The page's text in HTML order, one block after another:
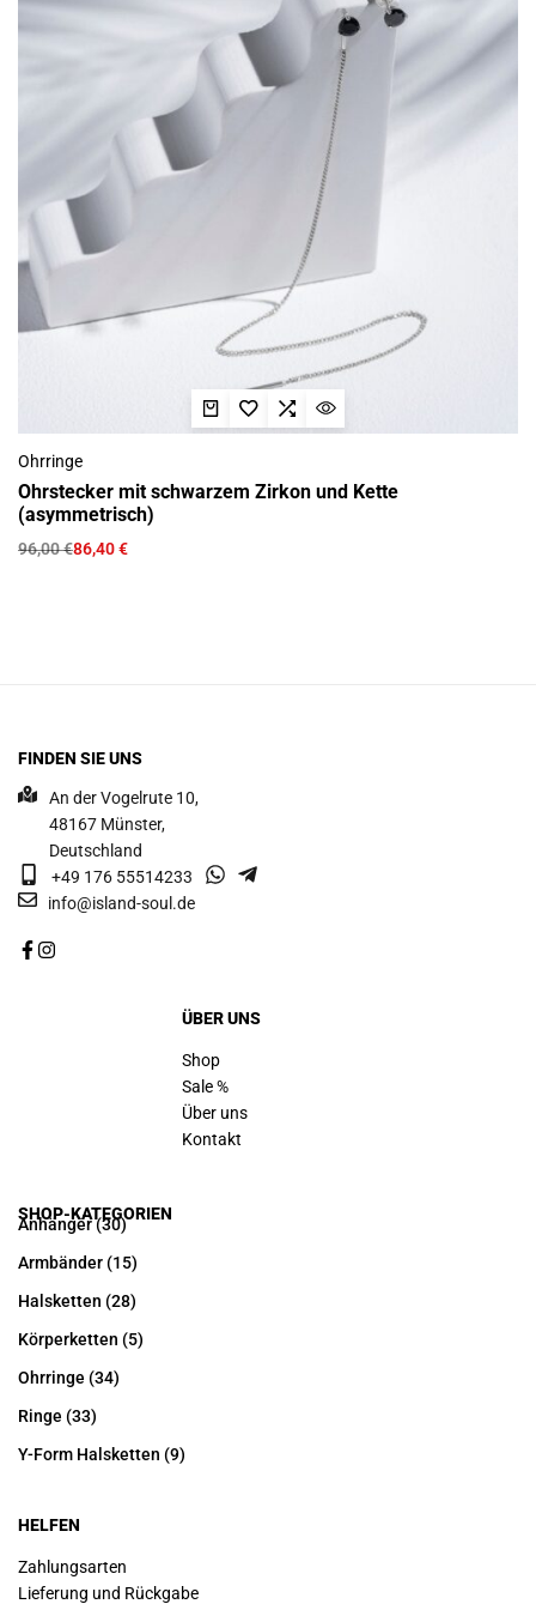
Ohrringe
Ohrstecker mit schwarzem Zirkon und Kette
(asymmetrisch)
96,00€86,40€
FINDEN SIE UNS
An der Vogelrute 10,
48167 Münster,
Deutschland
+49 176 55514233
info@island-soul.de
ÜBER UNS
Shop
Sale %
Über uns
Kontakt
SHOP-KATEGORIEN
Anhänger(30)
Armbänder (15)
Halsketten (28)
Körperketten (5)
Ohrringe (34)
Ringe (33)
Y-Form Halsketten (9)
HELFEN
Zahlungsarten
Lieferung und Rückgabe